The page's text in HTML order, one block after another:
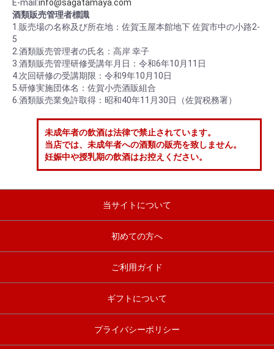
E-mail:info@sagatamaya.com
酒類販売管理者標識
1.販売場の名称及び所在地：佐賀玉屋本館地下 佐賀市中の小路2-
5
2.酒類販売管理者の氏名：高岸 幸子
3.酒類販売管理研修受講年月日：令和6年10月11日
4.次回研修の受講期限：令和9年10月10日
5.研修実施団体名：佐賀小売酒販組合
6.酒類販売業免許取得：昭和40年11月30日（佐賀税務署）
未成年者の飲酒は法律で禁止されています。
当店では、未成年者への酒類の販売を致しません。
妊娠中や授乳期の飲酒はお控えください。
当サイトについて
初めての方へ
ご利用ガイド
ギフトについて
プライバシーポリシー